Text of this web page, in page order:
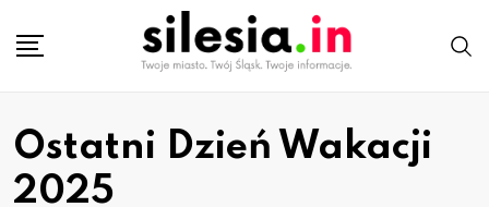
Ostatni Dzień Wakacji
2025